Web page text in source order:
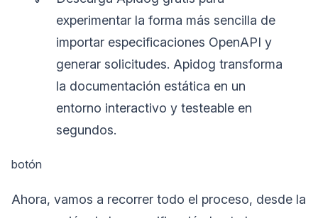
experimentar la forma más sencilla de
importar especificaciones OpenAPI y
generar solicitudes. Apidog transforma
la documentación estática en un
entorno interactivo y testeable en
segundos.
botón
Ahora, vamos a recorrer todo el proceso, desde la